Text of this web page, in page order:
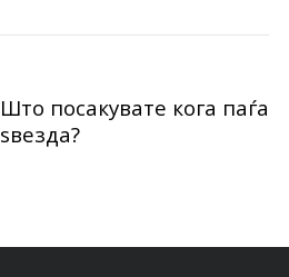
Што посакувате кога паѓа
ѕвезда?